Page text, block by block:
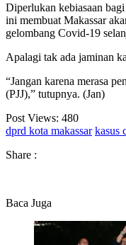
Diperlukan kebiasaan
ini membuat Makassar
gelombang Covid-19
Apalagi tak ada jaminan
“Jangan karena merasa
(PJJ),” tutupnya. (Jan)
Post Views: 480
dprd kota makassar kasus
Share :
Baca Juga